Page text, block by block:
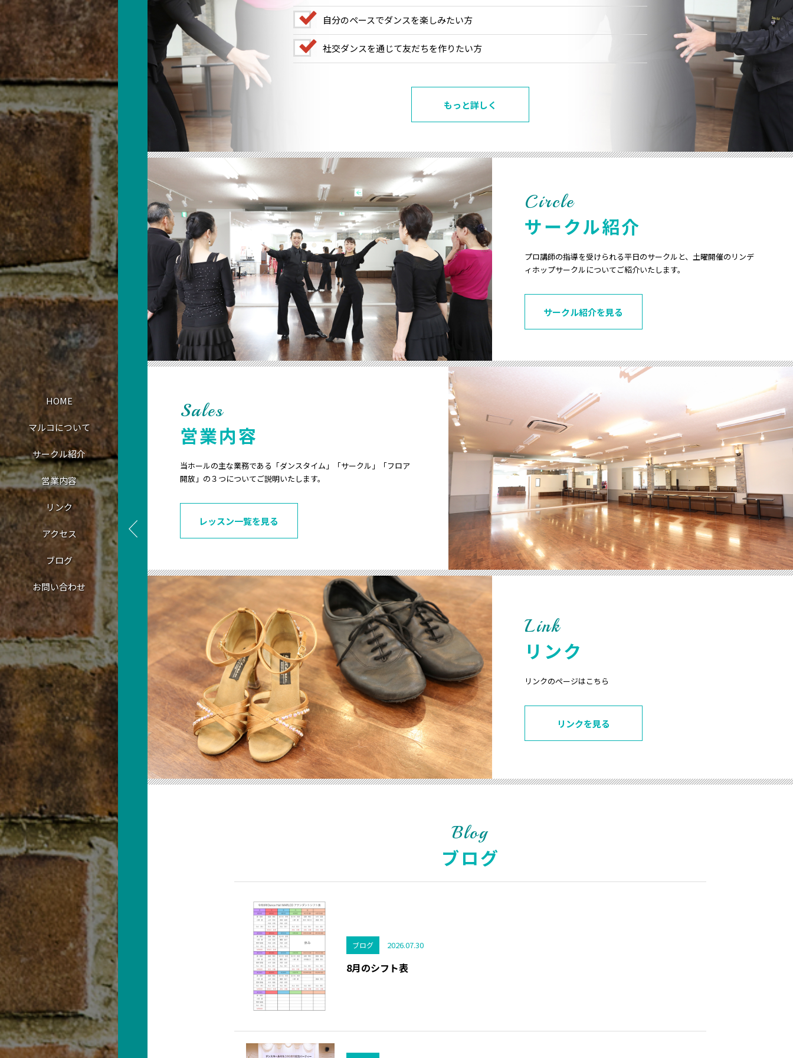
HOME
マルコについて
サークル紹介
営業内容
リンク
アクセス
ブログ
お問い合わせ
自分のペースでダンスを楽しみたい方
社交ダンスを通じて友だちを作りたい方
もっと詳しく
Circle
サークル紹介
プロ講師の指導を受けられる平日のサークルと、土曜開催のリンデ
ィホップサークルについてご紹介いたします。
サークル紹介を見る
Sales
営業内容
当ホールの主な業務である「ダンスタイム」「サークル」「フロア
開放」の３つについてご説明いたします。
レッスン一覧を見る
Link
リンク
リンクのページはこちら
リンクを見る
Blog
ブログ
ブログ 2026.07.30
8月のシフト表